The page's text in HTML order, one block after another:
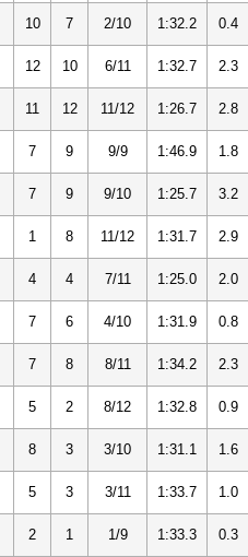
10 7 2/10 1:32.2 0.4
12 10 6/11 1:32.7 2.3
11 12 11/12 1:26.7 2.8
7 9 9/9 1:46.9 1.8
7 9 9/10 1:25.7 3.2
1 8 11/12 1:31.7 2.9
4 4 7/11 1:25.0 2.0
7 6 4/10 1:31.9 0.8
7 8 8/11 1:34.2 2.3
5 2 8/12 1:32.8 0.9
8 3 3/10 1:31.1 1.6
5 3 3/11 1:33.7 1.0
2 1 1/9 1:33.3 0.3